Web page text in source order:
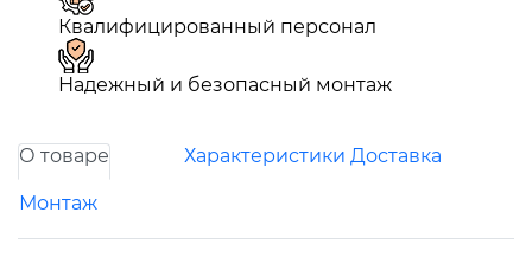
Квалифицированный персонал
Надежный и безопасный монтаж
О товаре Характеристики Доставка
Монтаж